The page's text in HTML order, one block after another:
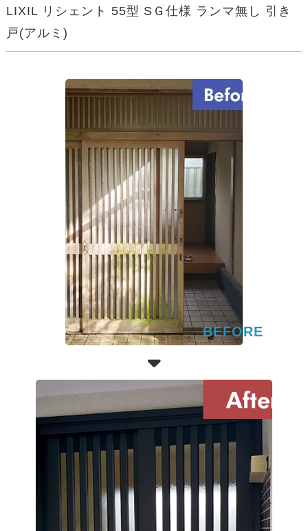
LIXIL リシェント 55型 SＧ仕様 ランマ無し 引き
戸(アルミ)